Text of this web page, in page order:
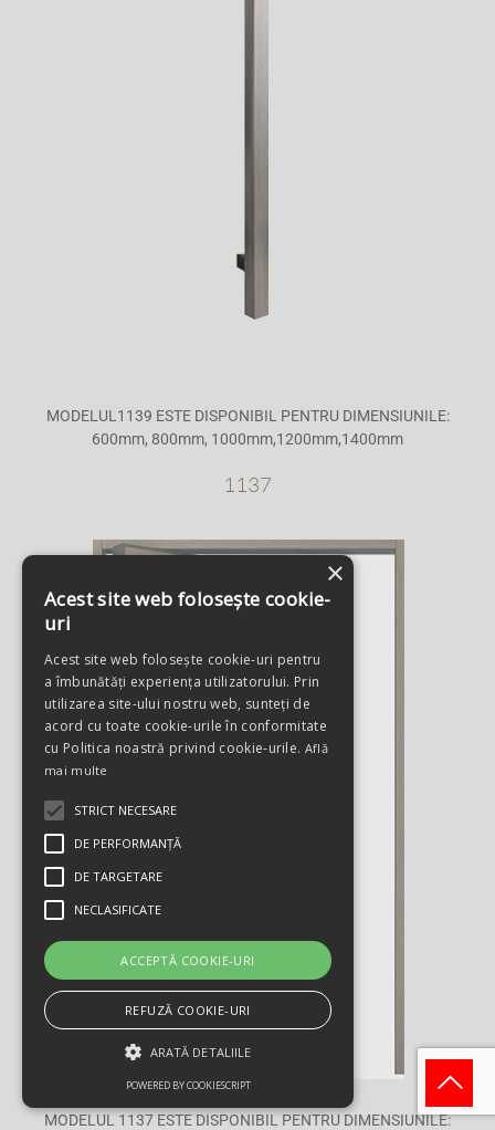
MODELUL1139 ESTE DISPONIBIL PENTRU DIMENSIUNILE:
600mm, 800mm, 1000mm,1200mm,1400mm
1137
MODELUL 1137 ESTE DISPONIBIL PENTRU DIMENSIUNILE:
×
Acest site web folosește cookie-
uri
Acest site web folosește cookie-uri pentru
a îmbunătăți experiența utilizatorului. Prin
utilizarea site-ului nostru web, sunteți de
acord cu toate cookie-urile în conformitate
cu Politica noastră privind cookie-urile. Află
mai multe
STRICT NECESARE
DE PERFORMANȚĂ
DE TARGETARE
NECLASIFICATE
ACCEPTĂ COOKIE-URI
REFUZĂ COOKIE-URI
ARATĂ DETALIILE
POWERED BY COOKIESCRIPT